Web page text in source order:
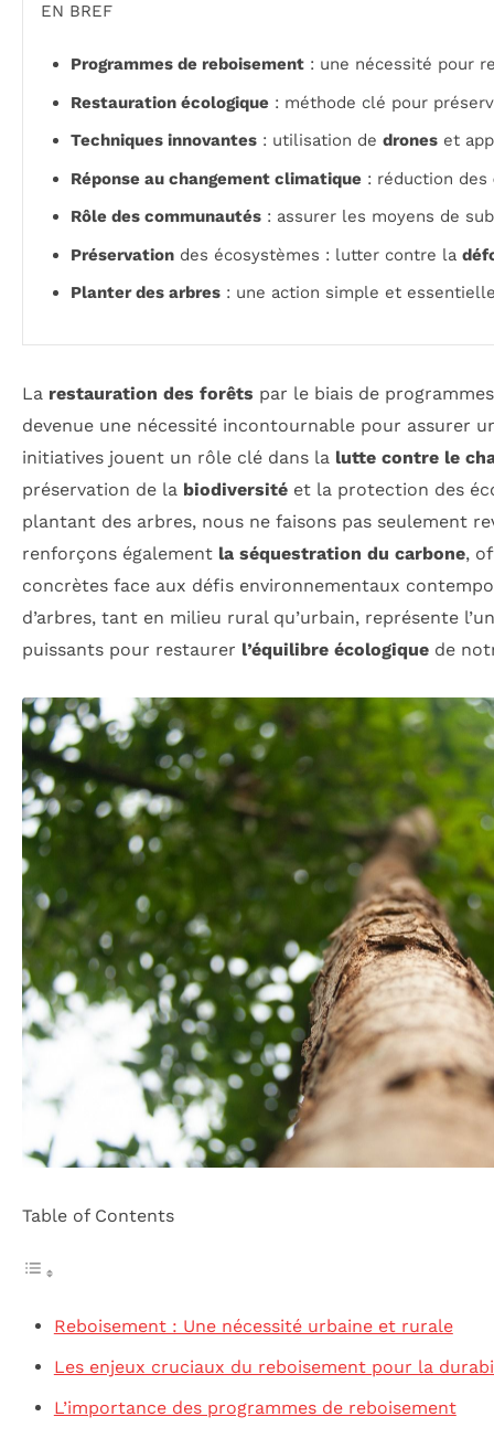
EN BREF
Programmes de reboisement : une nécessité pour
Restauration écologique : méthode clé pour
Techniques innovantes : utilisation de drones et
Réponse au changement climatique : réduction des
Rôle des communautés : assurer les moyens de
Préservation des écosystèmes : lutter contre la
Planter des arbres : une action simple et
La restauration des forêts par le biais de
devenue une nécessité incontournable pour assurer
initiatives jouent un rôle clé dans la lutte contre le
préservation de la biodiversité et la protection des
plantant des arbres, nous ne faisons pas seulement
renforçons également la séquestration du carbone,
concrètes face aux défis environnementaux
d’arbres, tant en milieu rural qu’urbain, représente
puissants pour restaurer l’équilibre écologique de
Table of Contents
Reboisement : Une nécessité urbaine et rurale
Les enjeux cruciaux du reboisement pour la
L’importance des programmes de reboisement